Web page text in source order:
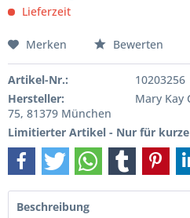
Lieferzeit
Merken Bewerten
Artikel-Nr.:
10203256
Hersteller:
Mary Kay
75, 81379 München
Limitierter Artikel - Nur für
Beschreibung